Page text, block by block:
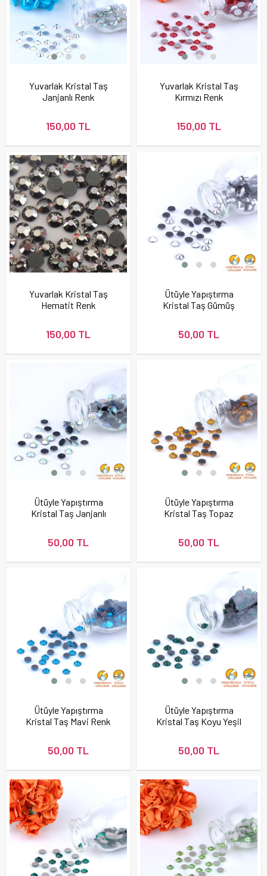
Yuvarlak Kristal Taş
Janjanlı Renk
150,00 TL
Yuvarlak Kristal Taş
Kırmızı Renk
150,00 TL
Yuvarlak Kristal Taş
Hematit Renk
150,00 TL
Ütüyle Yapıştırma
Kristal Taş Gümüş
50,00 TL
Ütüyle Yapıştırma
Kristal Taş Janjanlı
50,00 TL
Ütüyle Yapıştırma
Kristal Taş Topaz
50,00 TL
Ütüyle Yapıştırma
Kristal Taş Mavi Renk
50,00 TL
Ütüyle Yapıştırma
Kristal Taş Koyu Yeşil
50,00 TL